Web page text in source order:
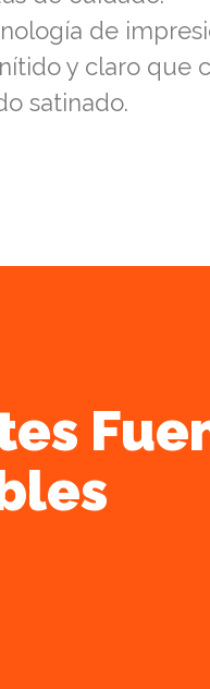
de
y claro que
satinado.